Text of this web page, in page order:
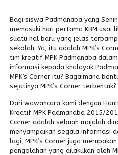
Padstory
Antologi Puisi 1
Antologi Puisi 2
Antologi Puisi 3
Antologi Puisi 4
Antologi Cerpen B.Inggris
Eskul
Kegiatan Kemitraan
Majalah Progresif
Event Padmanaba
Penbes 2026
PPDB
Alumni
Bagi siswa Padmanaba yang
memasuki hari pertama KBM usai
suatu hal baru yang jelas
sekolah. Ya, itu adalah MPK’s
tim kreatif MPK Padmanaba
informasi kepada khalayak
MPK’s Corner itu? Bagaimana
sejatinya MPK’s Corner terbentuk?
Dari wawancara kami dengan
Kreatif MPK Padmanaba 2015/
Corner adalah sebuah majalah
menyampaikan segala informasi
lagi, MPK’s Corner juga
pengolahan yang dilakukan oleh